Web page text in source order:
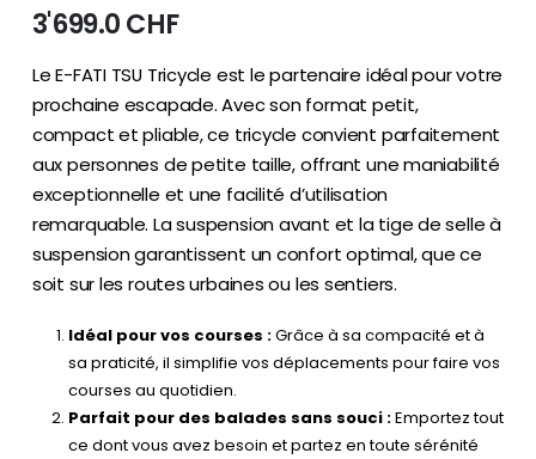
3'699.0CHF
Le E-FATI TSU Tricycle est le partenaire idéal pour votre
prochaine escapade. Avec son format petit,
compact et pliable, ce tricycle convient parfaitement
aux personnes de petite taille, offrant une maniabilité
exceptionnelle et une facilité d’utilisation
remarquable. La suspension avant et la tige de selle à
suspension garantissent un confort optimal, que ce
soit sur les routes urbaines ou les sentiers.
Idéal pour vos courses :Grâce à sa compacité et à
sa praticité, il simplifie vos déplacements pour faire vos
courses au quotidien.
Parfait pour des balades sans souci :Emportez tout
ce dont vous avez besoin et partez en toute sérénité